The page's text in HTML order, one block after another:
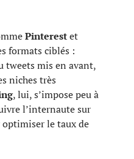
Pinterestet
formats ciblés :
tweets mis en avant,
niches très
, lui, s’impose peu à
l’internaute sur
le taux de